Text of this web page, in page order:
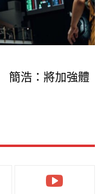
簡浩：將加強體